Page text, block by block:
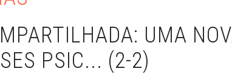
UMA
PSIC... (2-2)